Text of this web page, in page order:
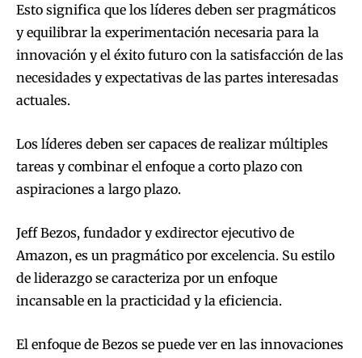
Esto significa que los líderes deben ser pragmáticos
y equilibrar la experimentación necesaria para la
innovación y el éxito futuro con la satisfacción de las
necesidades y expectativas de las partes interesadas
actuales.
Los líderes deben ser capaces de realizar múltiples
tareas y combinar el enfoque a corto plazo con
aspiraciones a largo plazo.
Jeff Bezos, fundador y exdirector ejecutivo de
Amazon, es un pragmático por excelencia. Su estilo
de liderazgo se caracteriza por un enfoque
incansable en la practicidad y la eficiencia.
El enfoque de Bezos se puede ver en las innovaciones